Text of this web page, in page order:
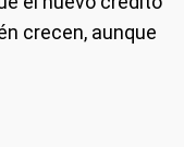
crecen, aunque